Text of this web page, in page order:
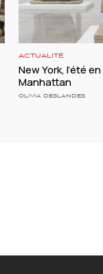
ACTUALITÉ
New York, l’été
Manhattan
OLIVIA DESLANDES